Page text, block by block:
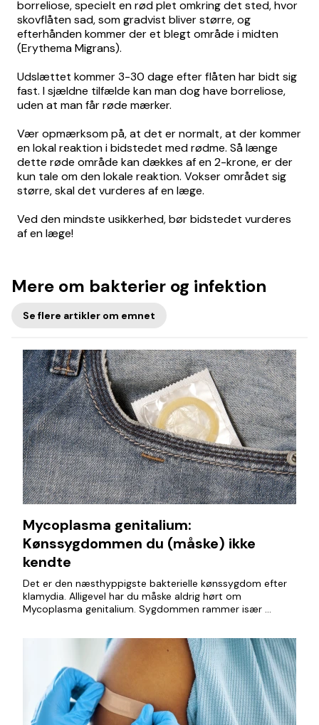
borreliose, specielt en rød plet omkring det sted, hvor
skovflåten sad, som gradvist bliver større, og
efterhånden kommer der et blegt område i midten
(Erythema Migrans).
Udslættet kommer 3-30 dage efter flåten har bidt sig
fast. I sjældne tilfælde kan man dog have borreliose,
uden at man får røde mærker.
Vær opmærksom på, at det er normalt, at der kommer
en lokal reaktion i bidstedet med rødme. Så længe
dette røde område kan dækkes af en 2-krone, er der
kun tale om den lokale reaktion. Vokser området sig
større, skal det vurderes af en læge.
Ved den mindste usikkerhed, bør bidstedet vurderes
af en læge!
Mere om bakterier og infektion
Se flere artikler om emnet
Mycoplasma genitalium:
Kønssygdommen du (måske) ikke
kendte
Det er den næsthyppigste bakterielle kønssygdom efter
klamydia. Alligevel har du måske aldrig hørt om
Mycoplasma genitalium. Sygdommen rammer især ...